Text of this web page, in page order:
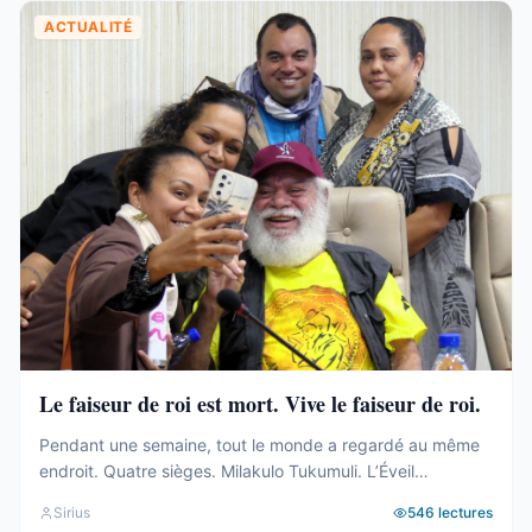
ACTUALITÉ
Le faiseur de roi est mort. Vive le faiseur de roi.
Pendant une semaine, tout le monde a regardé au même
endroit. Quatre sièges. Milakulo Tukumuli. L’Éveil
fait basculer. Depuis 2019, la formule était connue : quand
Sirius 546 lectures